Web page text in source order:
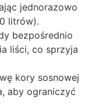
jednorazowo
litrów).
bezpośrednio
liści, co sprzyja
kory sosnowej
aby ograniczyć